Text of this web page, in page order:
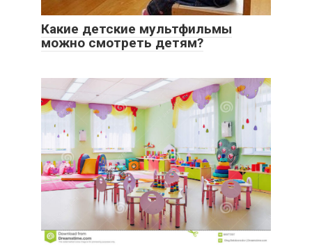
Какие детские мультфильмы
можно смотреть детям?